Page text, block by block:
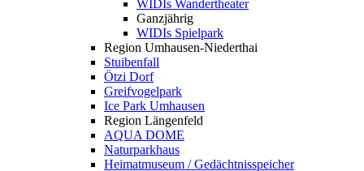
WIDIs Wandertheater
Ganzjährig
WIDIs Spielpark
Region Umhausen-Niederthai
Stuibenfall
Ötzi Dorf
Greifvogelpark
Ice Park Umhausen
Region Längenfeld
AQUA DOME
Naturparkhaus
Heimatmuseum / Gedächtnisspeicher